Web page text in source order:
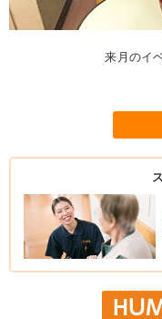
来月のイ